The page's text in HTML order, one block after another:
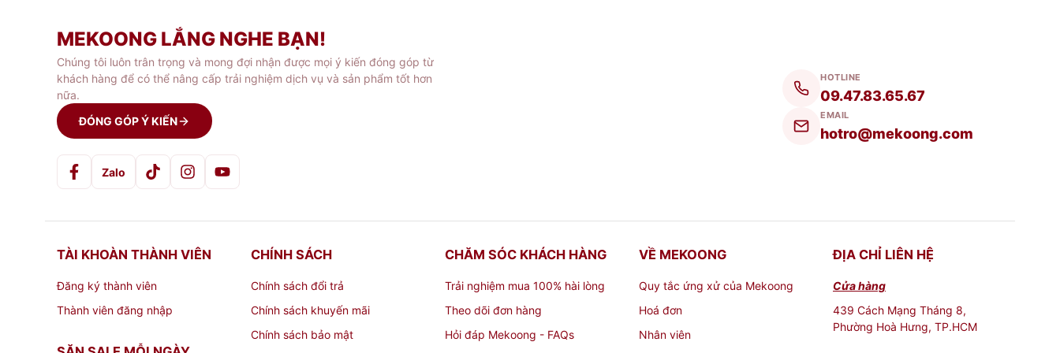
em hoặc người thân của mình. Chúng tôi cung cấp các sản phẩm từ các thương hiệu nổi tiếng trong và ngoài nước, đảm bảo chất lượng và giá cả
phải chăng.
Nếu bạn không biết chọn món quà gì cho người mình muốn tặng, hãy nhờ đến đội ngũ nhân viên tại Siêu Thị Mekoong. Họ sẽ giúp bạn tìm ra một
món quà độc đáo, ý nghĩa và phù hợp với người nhận của bạn. Bên cạnh đó, khu vực quầy thu ngân được thiết kế thoải mái, rộng rãi và tiện nghi để
bạn có thể thanh toán một cách nhanh chóng và dễ dàng.
Với những sản phẩm độc đáo, phong phú và giá cả hợp lý, Siêu Thị Mekoong là một địa điểm mua sắm tuyệt vời để bạn có thể tìm kiếm những món
MEKOONG LẮNG NGHE BẠN!
Chúng tôi luôn trân trọng và mong đợi nhận được mọi ý kiến đóng góp từ
khách hàng để có thể nâng cấp trải nghiệm dịch vụ và sản phẩm tốt hơn
nữa.
ĐÓNG GÓP Ý KIẾN
Zalo
HOTLINE
09.47.83.65.67
EMAIL
hotro@mekoong.com
TÀI KHOÀN THÀNH VIÊN
Đăng ký thành viên
Thành viên đăng nhập
CHÍNH SÁCH
Chính sách đổi trả
Chính sách khuyến mãi
Chính sách bảo mật
CHĂM SÓC KHÁCH HÀNG
Trải nghiệm mua 100% hài lòng
Theo dõi đơn hàng
Hỏi đáp Mekoong - FAQs
VỀ MEKOONG
Quy tắc ứng xử của Mekoong
Hoá đơn
Nhân viên
ĐỊA CHỈ LIÊN HỆ
Cửa hàng
439 Cách Mạng Tháng 8,
Phường Hoà Hưng, TP.HCM